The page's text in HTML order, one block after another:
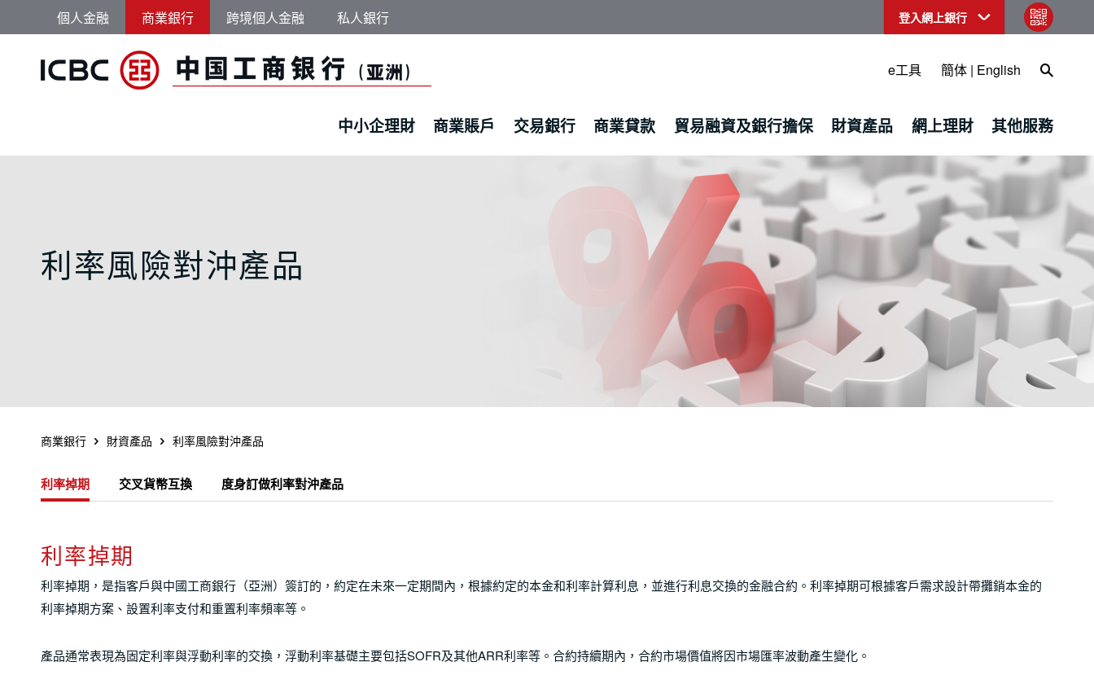
跳轉到主要內容
個人金融 商業銀行 跨境個人金融 私人銀行 登入網上銀行
qr code
e工具 簡体 | English Open
中小企理財 商業賬戶 交易銀行 商業貸款 貿易融資及銀行擔保 財資產品 網上理財 其他服務
中國工商銀行（亞洲） | 利率風險對沖產品
利率風險對沖產品
商業銀行 財資產品 利率風險對沖產品
利率掉期 交叉貨幣互換 度身訂做利率對沖產品
利率掉期
利率掉期，是指客戶與中國工商銀行（亞洲）簽訂的，約定在未來一定期間內，根據約定的本金和利率計算利息，並進行利息交換的金融合約。利率掉期可根據客戶需求設計帶攤銷本金的
利率掉期方案、設置利率支付和重置利率頻率等。
產品通常表現為固定利率與浮動利率的交換，浮動利率基礎主要包括SOFR及其他ARR利率等。合約持續期內，合約市場價值將因市場匯率波動產生變化。